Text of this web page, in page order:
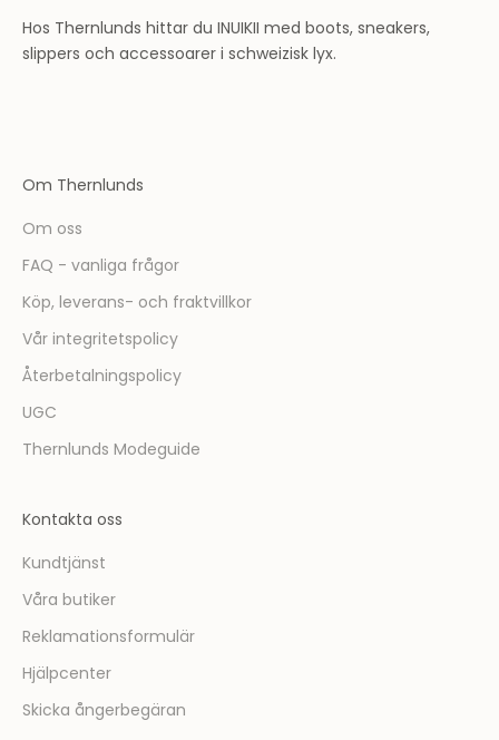
Hos Thernlunds hittar du INUIKII med boots, sneakers,
slippers och accessoarer i schweizisk lyx.
Om Thernlunds
Om oss
FAQ - vanliga frågor
Köp, leverans- och fraktvillkor
Vår integritetspolicy
Återbetalningspolicy
UGC
Thernlunds Modeguide
Kontakta oss
Kundtjänst
Våra butiker
Reklamationsformulär
Hjälpcenter
Skicka ångerbegäran